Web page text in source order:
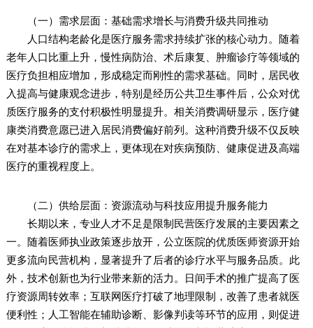
（一）需求层面：基础需求增长与消费升级共同推动
人口结构老龄化是医疗服务需求持续扩张的核心动力。随着
老年人口比重上升，慢性病防治、术后康复、肿瘤诊疗等领域的
医疗负担相应增加，形成稳定而刚性的需求基础。同时，居民收
入提高与健康观念进步，特别是经历公共卫生事件后，公众对优
质医疗服务的支付积极性明显提升。相关消费调研显示，医疗健
康类消费意愿已进入居民消费偏好前列。这种消费升级不仅反映
在对基本诊疗的需求上，更体现在对疾病预防、健康促进及高端
医疗的重视程度上。
（二）供给层面：资源流动与科技应用提升服务能力
长期以来，专业人才不足是限制民营医疗发展的主要因素之
一。随着医师执业政策逐步放开，公立医院的优质医师资源开始
更多流向民营机构，显著提升了后者的诊疗水平与服务品质。此
外，技术创新也为行业带来新的活力。日间手术的推广提高了医
疗资源周转效率；互联网医疗打破了地理限制，改善了患者就医
便利性；人工智能在辅助诊断、影像判读等环节的应用，则促进